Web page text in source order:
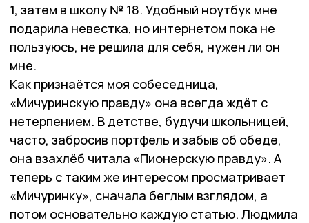
1, затем в школу № 18. Удобный ноутбук мне
подарила невестка, но интернетом пока не
пользуюсь, не решила для себя, нужен ли он
мне.
Как признаётся моя собеседница,
«Мичуринскую правду» она всегда ждёт с
нетерпением. В детстве, будучи школьницей,
часто, забросив портфель и забыв об обеде,
она взахлёб читала «Пионерскую правду». А
теперь с таким же интересом просматривает
«Мичуринку», сначала беглым взглядом, а
потом основательно каждую статью. Людмила